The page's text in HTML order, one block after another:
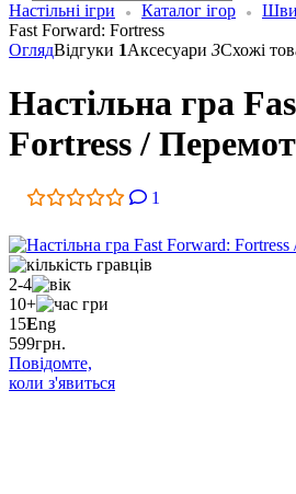
Настільні ігри Каталог ігор
Fast Forward: Fortress
ОглядВідгуки 1Аксесуари 3Схожі
Настільна гра
Fortress /
1
2-4
10+
15Eng
599грн.
Повідомте,
коли з'явиться